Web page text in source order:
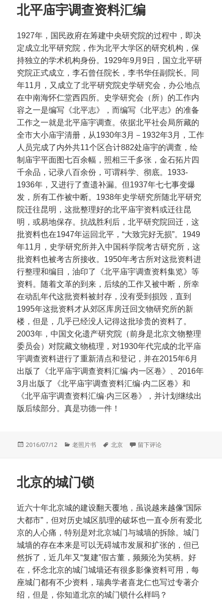
北平庙宇调查资料汇编
1927年，国民政府在筹建中央研究院的过程中，即决
定成立北平研究院，作为北平大学区的研究机构，保
持独立的学术机构身份。1929年9月9日，国立北平研
究院正式成立，李石曾任院长，李书华任副院长。同
年11月，又成立了北平研究院史学研究会，办公地点
在中南海怀仁堂西四所。史学研究会（所）的工作内
容之一是编写《北平志》，而编写《北平志》的准备
工作之一就是北平庙宇调查。依据北平社会局所藏的
全市大小庙宇清册，从1930年3月－1932年3月，工作
人员完成了内外共11个区合计882处庙宇的调查，绘
制庙宇平面图七百余幅，照相三千多张，金石拓片四
千余品，记录八百余份，可谓科学、彻底。1933-
1936年，又进行了查遗补漏。但1937年七七事变爆
发，所有工作被中断。1938年史学研究所随北平研究
院迁往昆明，这批整理好的北平庙宇资料或迁往昆
明，或易地保存。抗战胜利后，北平研究院回迁，这
批资料也在1947年运回北平，“大致完好无损”。1949
年11月，史学研究所并入中国科学院考古研究所，这
批资料也被考古所接收。1950年考古所对这批资料进
行整理和编目，油印了《北平庙宇调查资料集览》等
资料。随着文革的到来，后续的工作又被中断，所幸
在动乱年代这批资料被封存，没有受到损毁，直到
1995年这批资料才从郊区库房迁回文物研究所的新
楼，但是，几乎已经没人记得这批珍贵的资料了。
2003年，中国文化遗产研究院（前身是北京文物整理
委员会）对院藏文物梳理，对1930年代完成的北平庙
宇调查资料进行了重新清点和登记，并在2015年6月
出版了《北平庙宇调查资料汇编·内一区卷》、2016年
3月出版了《北平庙宇调查资料汇编·内二区卷》和
《北平庙宇调查资料汇编·内三区卷》，并计划继续出
版后续部分。真是功德一件！
发
2016/07/12
分
老照片书
标
北京 于北平庙宇调查资料汇编
留下评论
北京的城门锁
近六十年北京城的建设翻天覆地，虽说越来越像“国际
大都市”，但对历史城区肌理的破坏也一直令所有爱北
京的人心痛，特别是对北京城门与城墙的拆除。城门
城墙的存在本来是可以无碍城市发展和扩张的，但已
然拆了，近几年又“复建”假古董，频频沦为笑柄。好
在，怀念北京的城门城墙还有很多影像资料可用，每
座城门都有不少资料，瑞典学者喜龙仁也写过专著介
绍，但是，你知道北京的城门锁什么样吗？